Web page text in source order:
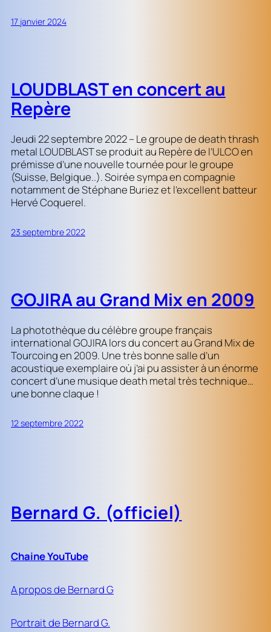
17 janvier 2024
LOUDBLAST en concert au
Repère
Jeudi 22 septembre 2022 – Le groupe de death thrash
metal LOUDBLAST se produit au Repère de l’ULCO en
prémisse d’une nouvelle tournée pour le groupe
(Suisse, Belgique..). Soirée sympa en compagnie
notamment de Stéphane Buriez et l’excellent batteur
Hervé Coquerel.
23 septembre 2022
GOJIRA au Grand Mix en 2009
La photothèque du célèbre groupe français
international GOJIRA lors du concert au Grand Mix de
Tourcoing en 2009. Une très bonne salle d’un
acoustique exemplaire où j’ai pu assister à un énorme
concert d’une musique death metal très technique…
une bonne claque !
12 septembre 2022
Bernard G. (officiel)
Chaine YouTube
A propos de Bernard G
Portrait de Bernard G.